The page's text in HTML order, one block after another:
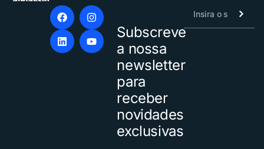
Subscreve
a nossa
newsletter
para
receber
novidades
exclusivas
Alternative: